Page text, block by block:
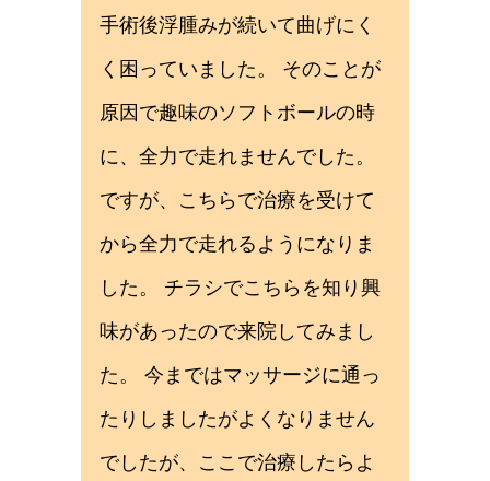
手術後浮腫みが続いて曲げにく
く困っていました。 そのことが
原因で趣味のソフトボールの時
に、全力で走れませんでした。
ですが、こちらで治療を受けて
から全力で走れるようになりま
した。 チラシでこちらを知り興
味があったので来院してみまし
た。 今まではマッサージに通っ
たりしましたがよくなりません
でしたが、ここで治療したらよ